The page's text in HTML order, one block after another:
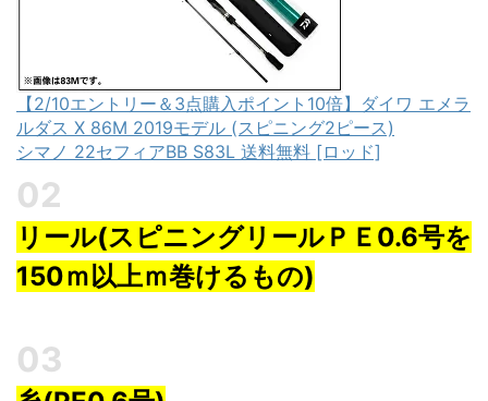
【2/10エントリー＆3点購入ポイント10倍】ダイワ エメラ
ルダス X 86M 2019モデル (スピニング2ピース)
シマノ 22セフィアBB S83L 送料無料 [ロッド]
リール(スピニングリールＰＥ0.6号を
150ｍ以上ｍ巻けるもの)